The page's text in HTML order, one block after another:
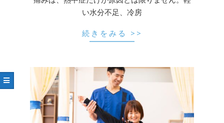
い水分不足、冷房
続きをみる >>